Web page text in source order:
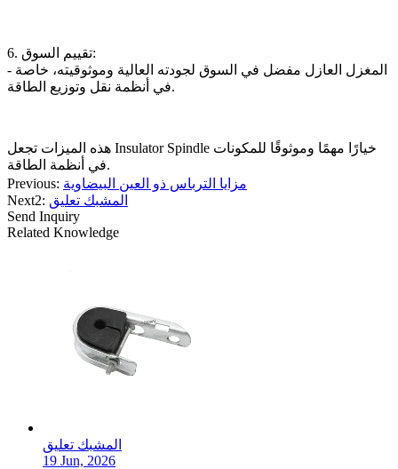
6. تقييم السوق:
- المغزل العازل مفضل في السوق لجودته العالية وموثوقيته، خاصة
في أنظمة نقل وتوزيع الطاقة.
هذه الميزات تجعل Insulator Spindle خيارًا مهمًا وموثوقًا للمكونات
في أنظمة الطاقة.
Previous: مزايا الترباس ذو العين البيضاوية
Next2: المشبك تعليق
Send Inquiry
Related Knowledge
المشبك تعليق
19 Jun, 2026